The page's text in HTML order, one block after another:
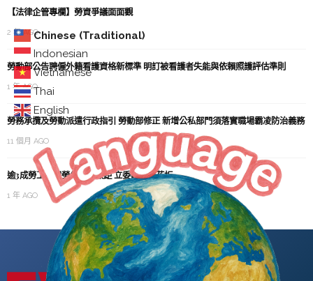
Chinese (Traditional)
Indonesian
Vietnamese
Thai
English
【法律企管專欄】勞資爭議面面觀
2 年 AGO
勞動部公告聘僱外籍看護資格新標準 明訂被看護者失能與依賴照護評估準則
1 年 AGO
勞務承攬及勞動派遣行政指引 勞動部修正 新增公私部門須落實職場霸凌防治義務
11 個月 AGO
逾3成勞工投保勞保最高級距 立委籲打天花板
1 年 AGO